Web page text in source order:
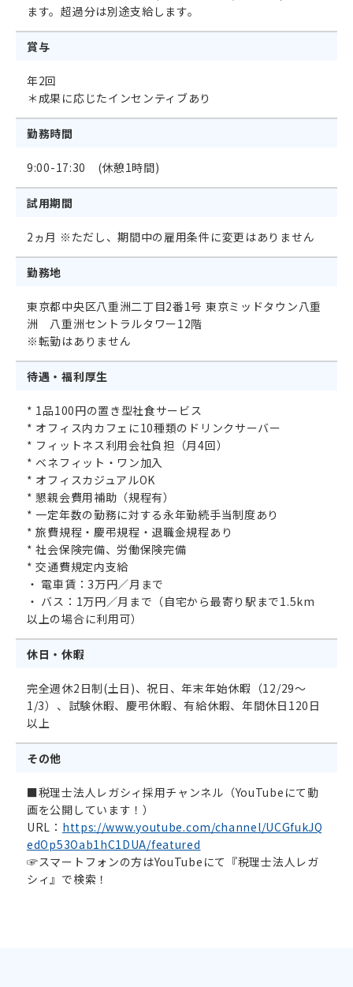
ます。超過分は別途支給します。
賞与
年2回
＊成果に応じたインセンティブあり
勤務時間
9:00-17:30 (休憩1時間)
試用期間
2ヵ月 ※ただし、期間中の雇用条件に変更はありません
勤務地
東京都中央区八重洲二丁目2番1号 東京ミッドタウン八重
洲 八重洲セントラルタワー12階
※転勤はありません
待遇・福利厚生
* 1品100円の置き型社食サービス
* オフィス内カフェに10種類のドリンクサーバー
* フィットネス利用会社負担（月4回）
* ベネフィット・ワン加入
* オフィスカジュアルOK
* 懇親会費用補助（規程有）
* 一定年数の勤務に対する永年勤続手当制度あり
* 旅費規程・慶弔規程・退職金規程あり
* 社会保険完備、労働保険完備
* 交通費規定内支給
・ 電車賃：3万円／月まで
・ バス：1万円／月まで（自宅から最寄り駅まで1.5km
以上の場合に利用可）
休日・休暇
完全週休2日制(土日)、祝日、年末年始休暇（12/29～
1/3）、試験休暇、慶弔休暇、有給休暇、年間休日120日
以上
その他
■税理士法人レガシィ採用チャンネル（YouTubeにて動
画を公開しています！）
URL： https://www.youtube.com/channel/UCGfukJQ
edOp53Oab1hC1DUA/featured
☞スマートフォンの方はYouTubeにて『税理士法人レガ
シィ』で検索！